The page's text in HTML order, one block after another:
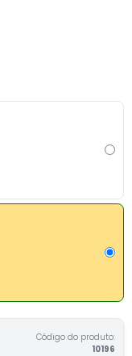
Código do produto:
10196